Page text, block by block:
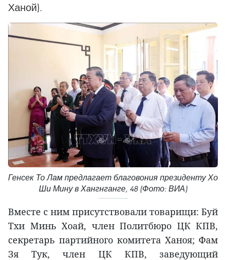
Ханой).
Генсек То Лам предлагает благовония президенту Хо
Ши Мину в Хангнганге, 48 (Фото: ВИА)
Вместе с ним присутствовали товарищи: Буй
Тхи Минь Хоай, член Политбюро ЦК КПВ,
секретарь партийного комитета Ханоя; Фам
Зя Тук, член ЦК КПВ, заведующий